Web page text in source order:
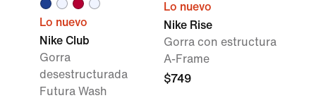
Lo nuevo
Nike Club
Gorra
desestructurada
Futura Wash
Lo nuevo
Nike Rise
Gorra con estructura
A-Frame
$749